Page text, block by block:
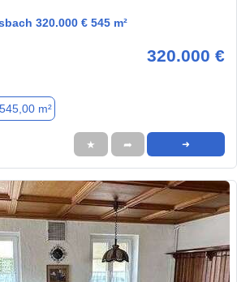
320.000 € 545 m²
320.000 €
m²
★ ➦ ➜